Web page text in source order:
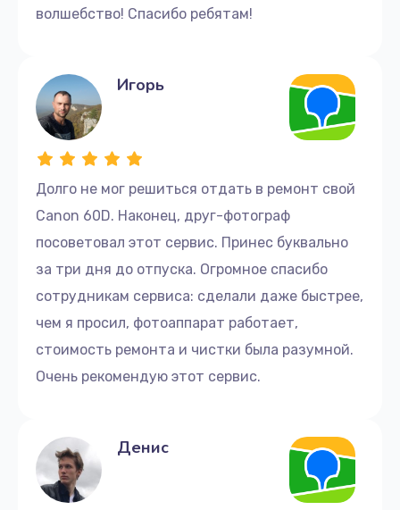
волшебство! Спасибо ребятам!
Долго не мог решиться отдать в ремонт свой
Canon 60D. Наконец, друг-фотограф
посоветовал этот сервис. Принес буквально
за три дня до отпуска. Огромное спасибо
сотрудникам сервиса: сделали даже быстрее,
чем я просил, фотоаппарат работает,
стоимость ремонта и чистки была разумной.
Очень рекомендую этот сервис.
Игорь
Денис